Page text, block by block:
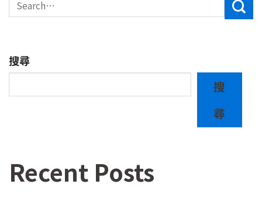
搜尋
搜
尋
Recent Posts